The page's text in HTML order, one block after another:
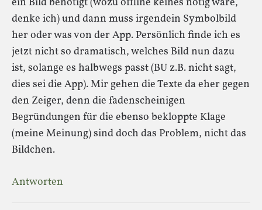
denke ich) und dann muss irgendein Symbolbild
her oder was von der App. Persönlich finde ich es
jetzt nicht so dramatisch, welches Bild nun dazu
ist, solange es halbwegs passt (BU z.B. nicht sagt,
dies sei die App). Mir gehen die Texte da eher gegen
den Zeiger, denn die fadenscheinigen
Begründungen für die ebenso bekloppte Klage
(meine Meinung) sind doch das Problem, nicht das
Bildchen.
Antworten